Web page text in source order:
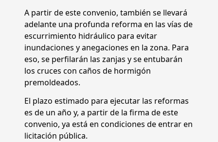
A partir de este convenio, también se llevará
adelante una profunda reforma en las vías de
escurrimiento hidráulico para evitar
inundaciones y anegaciones en la zona. Para
eso, se perfilarán las zanjas y se entubarán
los cruces con caños de hormigón
premoldeados.
El plazo estimado para ejecutar las reformas
es de un año y, a partir de la firma de este
convenio, ya está en condiciones de entrar en
licitación pública.